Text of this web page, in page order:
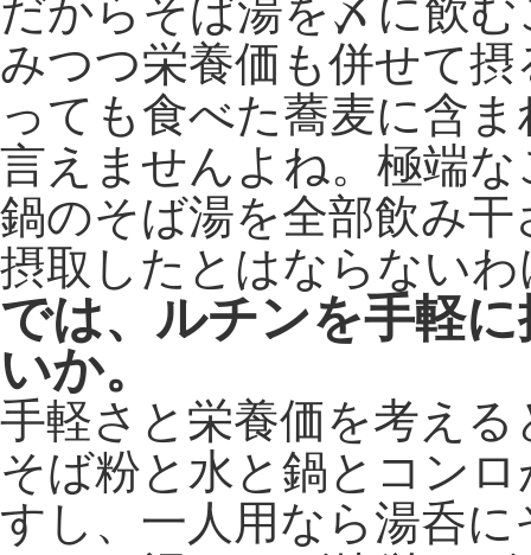
だからそば湯を〆に飲
みつつ栄養価も併せて
っても食べた蕎麦に含
言えませんよね。極端
鍋のそば湯を全部飲み
摂取したとはならない
では、ルチンを手軽
いか。
手軽さと栄養価を考え
そば粉と水と鍋とコン
すし、一人用なら湯呑